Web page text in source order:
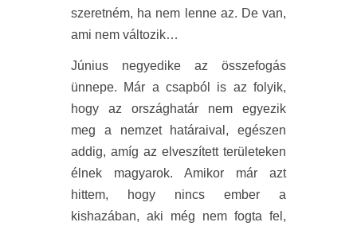
szeretném, ha nem lenne az. De van,
ami nem változik…
Június negyedike az összefogás
ünnepe. Már a csapból is az folyik,
hogy az országhatár nem egyezik
meg a nemzet határaival, egészen
addig, amíg az elveszített területeken
élnek magyarok. Amikor már azt
hittem, hogy nincs ember a
kishazában, aki még nem fogta fel,